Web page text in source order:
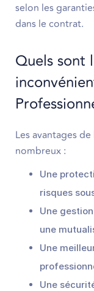
selon les
dans le contrat.
Quels sont
Les avantages
nombreux :
Une
risques
Une
une
Une
Une